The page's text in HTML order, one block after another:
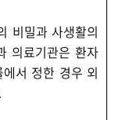
비밀과 사생활의
의료기관은 환자
서 정한 경우 외
.